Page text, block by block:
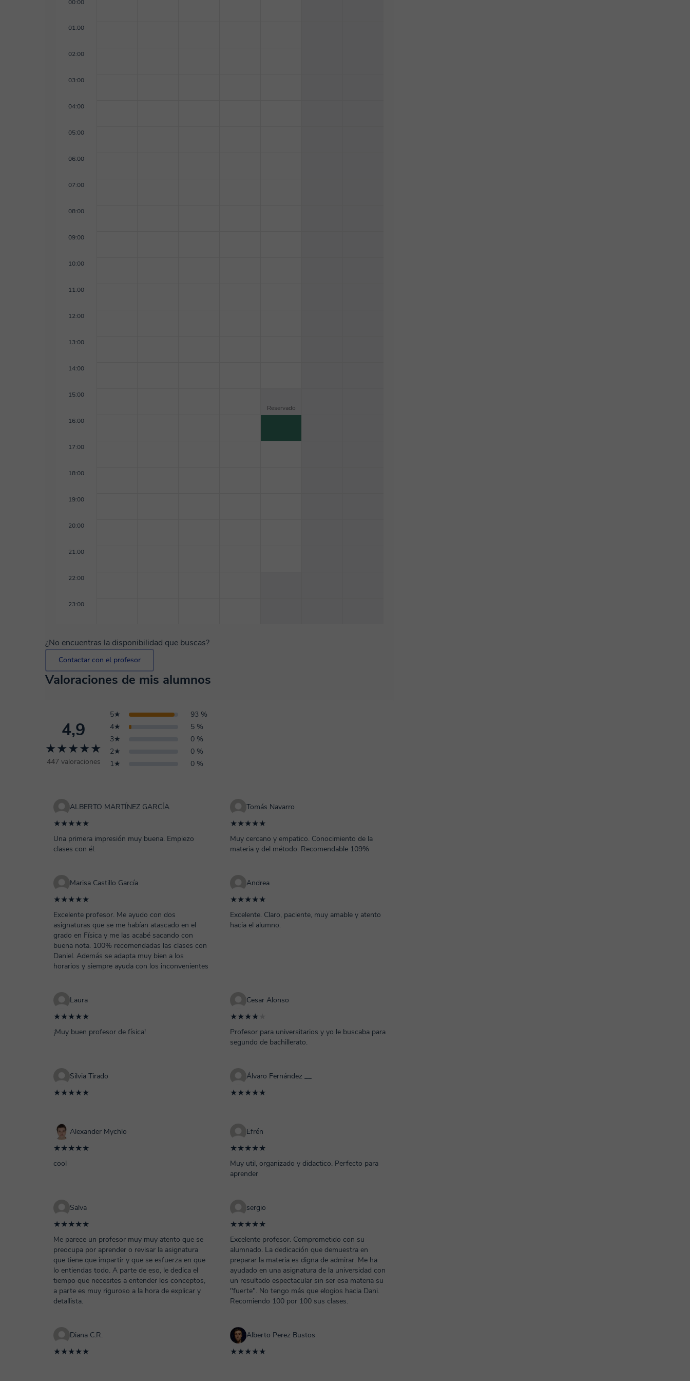
00:00
01:00
02:00
03:00
04:00
05:00
06:00
07:00
08:00
09:00
10:00
11:00
12:00
13:00
14:00
15:00
Reservado
16:00
17:00
18:00
19:00
20:00
21:00
22:00
23:00
¿No encuentras la disponibilidad que buscas?
Contactar con el profesor
Valoraciones de mis alumnos
4,9
★★★★★
447 valoraciones
5★
93 %
4★
5 %
3★
0 %
2★
0 %
1★
0 %
ALBERTO MARTÍNEZ GARCÍA
★★★★★
Una primera impresión muy buena. Empiezo
clases con él.
Tomás Navarro
★★★★★
Muy cercano y empatico. Conocimiento de la
materia y del método. Recomendable 109%
Marisa Castillo García
★★★★★
Excelente profesor. Me ayudo con dos
asignaturas que se me habían atascado en el
grado en Física y me las acabé sacando con
buena nota. 100% recomendadas las clases con
Daniel. Además se adapta muy bien a los
horarios y siempre ayuda con los inconvenientes
Andrea
★★★★★
Excelente. Claro, paciente, muy amable y atento
hacia el alumno.
Laura
★★★★★
¡Muy buen profesor de física!
Cesar Alonso
★★★★
Profesor para universitarios y yo le buscaba para
segundo de bachillerato.
Silvia Tirado
★★★★★
Álvaro Fernández __
★★★★★
Alexander Mychlo
★★★★★
cool
Efrén
★★★★★
Muy util, organizado y didactico. Perfecto para
aprender
Salva
★★★★★
Me parece un profesor muy muy atento que se
preocupa por aprender o revisar la asignatura
que tiene que impartir y que se esfuerza en que
lo entiendas todo. A parte de eso, le dedica el
tiempo que necesites a entender los conceptos,
a parte es muy riguroso a la hora de explicar y
detallista.
sergio
★★★★★
Excelente profesor. Comprometido con su
alumnado. La dedicación que demuestra en
preparar la materia es digna de admirar. Me ha
ayudado en una asignatura de la universidad con
un resultado espectacular sin ser esa materia su
"fuerte". No tengo más que elogios hacia Dani.
Recomiendo 100 por 100 sus clases.
Diana C.R.
★★★★★
Alberto Perez Bustos
★★★★★